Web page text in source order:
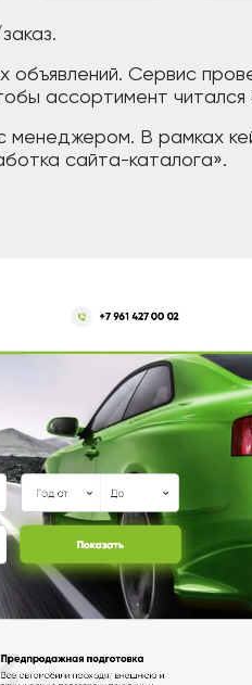
Сервис
ассортимент
В рамках
сайта-каталога».